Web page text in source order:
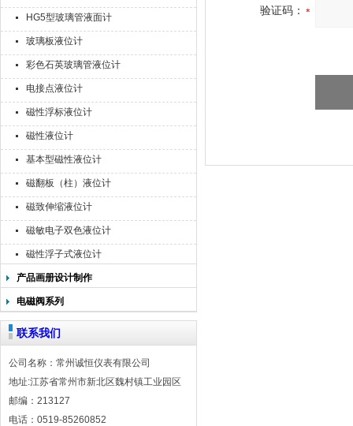
HG5型玻璃管液面计
玻璃板液位计
彩色石英玻璃管液位计
电接点液位计
磁性浮标液位计
磁性液位计
基本型磁性液位计
磁翻板（柱）液位计
磁致伸缩液位计
磁敏电子双色液位计
磁性浮子式液位计
产品画册设计制作
电磁阀系列
联系我们
公司名称：常州诚恒仪表有限公司
地址:江苏省常州市新北区魏村镇工业园区
邮编：213127
电话：0519-85260852
验证码：